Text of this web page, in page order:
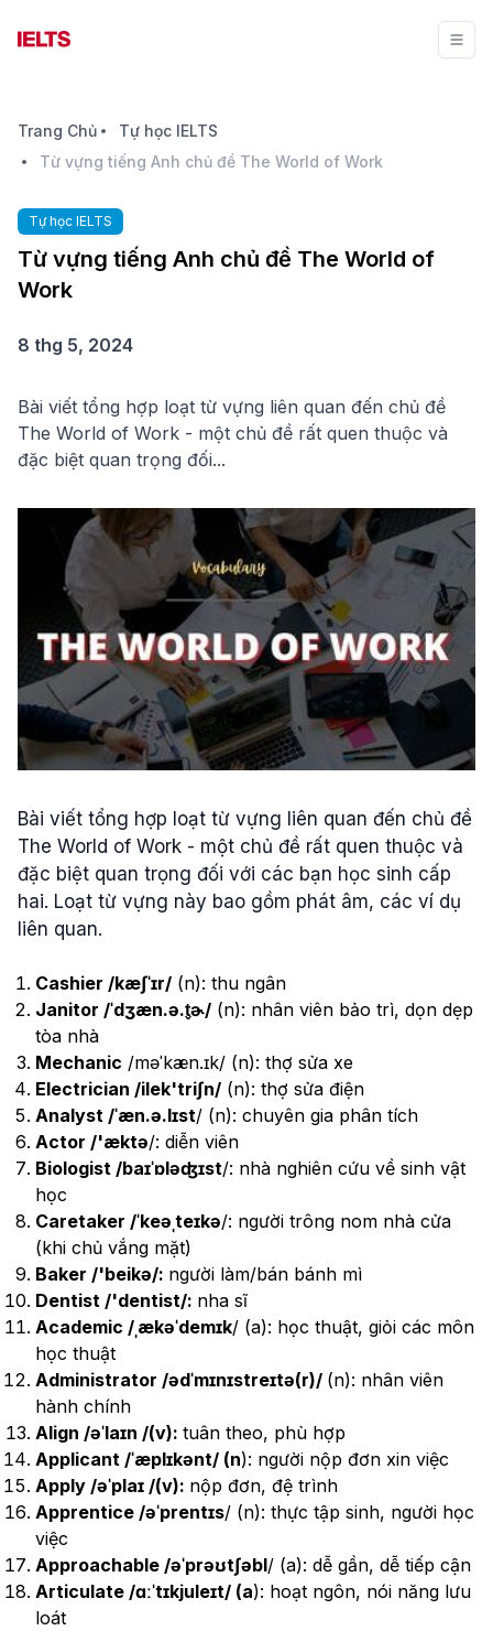
Trang Chủ
Tự học IELTS
Từ vựng tiếng Anh chủ đề The World of Work
Tự học IELTS
Từ vựng tiếng Anh chủ đề The World of
Work
8 thg 5, 2024
Bài viết tổng hợp loạt từ vựng liên quan đến chủ đề
The World of Work - một chủ đề rất quen thuộc và
đặc biệt quan trọng đối...
Bài viết tổng hợp loạt từ vựng liên quan đến chủ đề
The World of Work - một chủ đề rất quen thuộc và
đặc biệt quan trọng đối với các bạn học sinh cấp
hai. Loạt từ vựng này bao gồm phát âm, các ví dụ
liên quan.
Cashier /kæʃˈɪr/ (n): thu ngân
Janitor /ˈdʒæn.ə.t̬ɚ/ (n): nhân viên bảo trì, dọn dẹp
tòa nhà
Mechanic /məˈkæn.ɪk/ (n): thợ sửa xe
Electrician /ilek'triʃn/ (n): thợ sửa điện
Analyst /ˈæn.ə.lɪst/ (n): chuyên gia phân tích
Actor /'æktə/: diễn viên
Biologist /baɪˈɒləʤɪst/: nhà nghiên cứu về sinh vật
học
Caretaker /ˈkeəˌteɪkə/: người trông nom nhà cửa
(khi chủ vắng mặt)
Baker /'beikə/: người làm/bán bánh mì
Dentist /'dentist/: nha sĩ
Academic /ˌækəˈdemɪk/ (a): học thuật, giỏi các môn
học thuật
Administrator /ədˈmɪnɪstreɪtə(r)/ (n): nhân viên
hành chính
Align /əˈlaɪn /(v): tuân theo, phù hợp
Applicant /ˈæplɪkənt/ (n): người nộp đơn xin việc
Apply /əˈplaɪ /(v): nộp đơn, đệ trình
Apprentice /əˈprentɪs/ (n): thực tập sinh, người học
việc
Approachable /əˈprəʊtʃəbl/ (a): dễ gần, dễ tiếp cận
Articulate /ɑːˈtɪkjuleɪt/ (a): hoạt ngôn, nói năng lưu
loát